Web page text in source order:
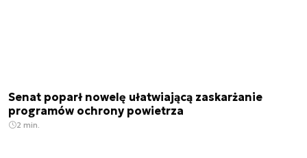
Senat poparł nowelę ułatwiającą zaskarżanie
programów ochrony powietrza
2 min.